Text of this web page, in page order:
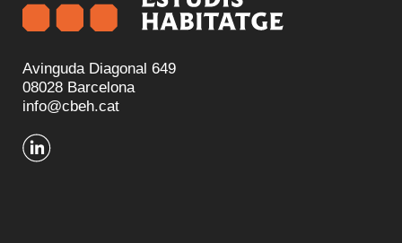
Avinguda Diagonal 649
08028 Barcelona
info@cbeh.cat